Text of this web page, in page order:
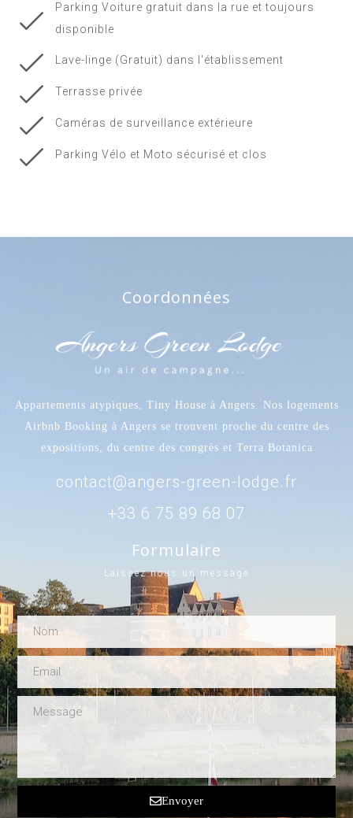
Parking Voiture gratuit dans la rue et toujours
disponible
Lave-linge (Gratuit) dans l'établissement
Terrasse privée
Caméras de surveillance extérieure
Parking Vélo et Moto sécurisé et clos
Coordonnées
Appartements atypiques, Tiny House à Angers. Nos logements
Airbnb Booking à Angers se trouvent proche du centre des
expositions, du centre des congrès et Terra Botanica
contact@angers-green-lodge.fr
+33 6 75 89 68 07
Formulaire
Laissez nous un message
Envoyer